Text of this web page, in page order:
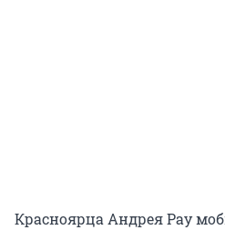
Красноярца Андрея Рау